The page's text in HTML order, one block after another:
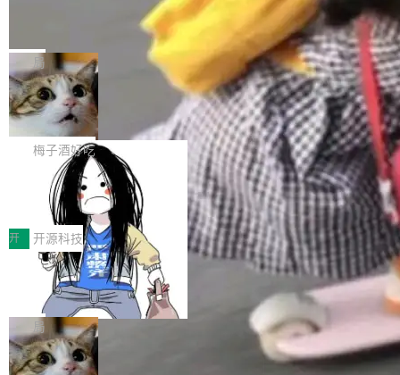
个独立于业务线程的全局通信引擎（Engine），
Coding 从个人辅助工具逐步走向团队级、组织
级应用，企业在规模化落地过程中，对安全性、
可控性和代码质量提出了更高要求。 首先是数据
安全与合规要求。对于大多数普通研发场景，公
有云模型能够满足快速试用和效率提升的需求。
但对于金融、能源、医疗等对数据安全要求较...
产品应用、支撑保障、专题等五大方向。深信服
AI算力网关（AI创新平台）成功入选！ 随着各行
各业的Agent走向规模化建设，算力构成形态逐
渐丰富，用户关注的重点也在发生变化：不只是
让AI用起来，还要进一步看清混合算力时代下，
Token花在哪里、算力是否被充分利用，以及持
续增长的AI成本该如何优化。 深信服AI算力网关
正是围绕这些实际问题，从Token治理和成本治
理两个方面，让用户的每一份算力都看得清、管
得住、用得稳、省得下、更安全！ 一、从现在开
始，Token使用一目...
Jeff Dean 离开 Google：一个时代的结
束，一个实验室的开始
Google 员工编号 20。MapReduce 作者之一。
Bigtable 作者之一。TensorFlow 的作者之一。
Gemini 的架构师。Google 首席科学家。 Jeff D
ean 在 Google 工作了 27 年后，宣布离职。 他
不是一个人走。一同离开的还有 Sanjay Ghema
wat（Google 员工编号 23，Jeff Dean 二十多
年的编程搭档，MapReduce 和 Bigtable 的共同
作者）、Quoc Le（Google 大脑核心成员，Se
q2Seq 和 DocAI 的共同发明人）以及 Oriol Vin
yals（Gemini 联合负责人，AlphaSta...
局
🔥 SolonCode v2026.8.4 发布：界面
字体可调、22 种语言、记忆搜索增强
打开终端就能上岗的全中文编码智能体，这一轮
把「看得清、用母语、记得住」三件事一次补
齐。 SolonCode 是什么 SolonCode 是杭州无
耳科技研发的企业级终端编码智能体——一位全
中文驱动的数字员工，自主理解需求、规划步
骤、编写代码。不挑模型、不挑平台，curl 一行
装完即用。 开源地址：Gitee · GitCode · GitHu
b 安装 支持 Java 8+（8~26）、macOS / Linu
x / Windows / Harmony PC。 # macOS / Linu
x / Harmony PC curl -fsSL https://solon.noea
r.org/solon...
梅子酒好吃
让“代码语义理解”深度释放AI Coding
价值潜能：华为云码道（CodeArts）
代码仓技术解析
一、代码仓深度理解技术的作用与价值 在软件工
程实践中，代码仓是企业核心知识资产的主要载
体。企业级代码仓库通常包含数十万乃至数百万
个文件，其规模远超单次模型调用可承载的上下
文窗口。随着项目规模的持续扩张与代码历史的
不断累积，代码仓中的模块关系、接口契约、业
务逻辑等关键信息往往分散于数十乃至数百个文
件之中，形成高度复杂的知识关联网络。传统的
开 开源科技
一条“删库”命令跑 17 小时，算法工程
师删光 89TB 数据只为干私活
最高人民检察院8月4日公布了一起案件：北京一
名90后算法工程师王某，为了给自己接的私活腾
服务器空间，删光了公司AI游戏部门的全部核心
数据。 王某2024年1月入职东城区某科技公司AI
局
Cloudflare 分享推理优化实践：KV ca